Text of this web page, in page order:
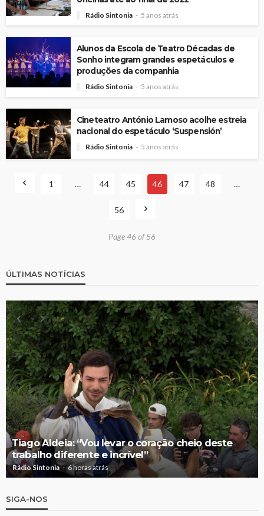
Rádio Sintonia 5 anos atrás
Alunos da Escola de Teatro Décadas de
Sonho integram grandes espetáculos e
produções da companhia
Rádio Sintonia 5 anos atrás
Cineteatro António Lamoso acolhe estreia
nacional do espetáculo ‘Suspensión’
Rádio Sintonia 5 anos atrás
1 … 44 45 46 47 48 …
56
Page 46 of 56
ÚLTIMAS NOTÍCIAS
Tiago Aldeia: “Vou levar o coração cheio deste
trabalho diferente e incrível”
Rádio Sintonia 6 horas atrás
SIGA-NOS